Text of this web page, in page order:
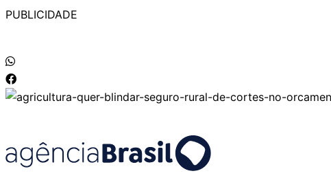
PUBLICIDADE